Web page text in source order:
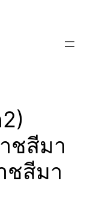
ชสีมา
ชสีมา